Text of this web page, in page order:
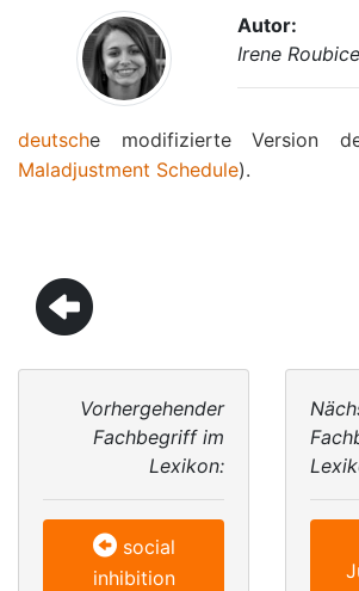
Autor:
Irene
deutsche modifizierte Version
Maladjustment Schedule).
Vorhergehender
Fachbegriff im
Lexikon:
social
inhibition